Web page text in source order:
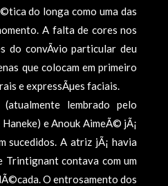
do longa como uma das
A falta de cores nos
do convÃ­vio particular deu
que colocam em primeiro
e expressÃµes faciais.
lembrado pelo
e Anouk AimeÃ© jÃ¡
sucedidos. A atriz jÃ¡ havia
Trintignant contava com um
O entrosamento dos